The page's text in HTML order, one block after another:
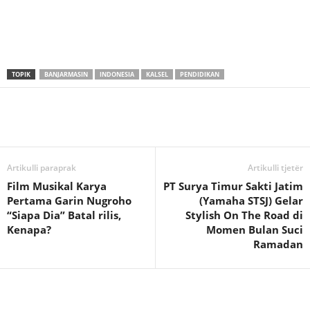
TOPIK BANJARMASIN INDONESIA KALSEL PENDIDIKAN
Artikulli paraprak
Film Musikal Karya
Pertama Garin Nugroho
“Siapa Dia” Batal rilis,
Kenapa?
Artikulli tjetër
PT Surya Timur Sakti Jatim
(Yamaha STSJ) Gelar
Stylish On The Road di
Momen Bulan Suci
Ramadan